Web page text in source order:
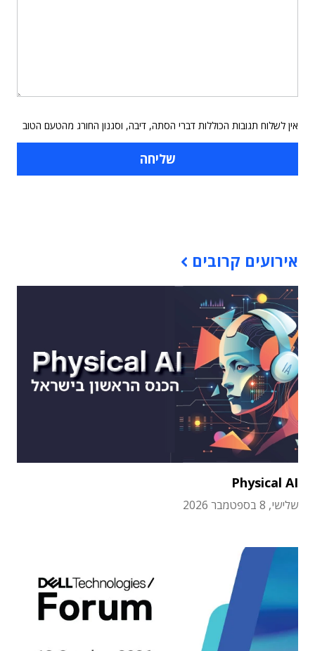
אין לשלוח תגובות הכוללות דברי הסתה, דיבה, וסגנון החורג מהטעם הטוב
אירועים קרובים
Physical AI
שלישי, 8 בספטמבר 2026